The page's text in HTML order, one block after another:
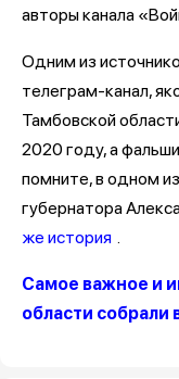
авторы канала
Одним из
телеграм-канал,
Тамбовской
2020 году, а
помните, в одном
губернатора
же история .
Самое важное и
области собрали